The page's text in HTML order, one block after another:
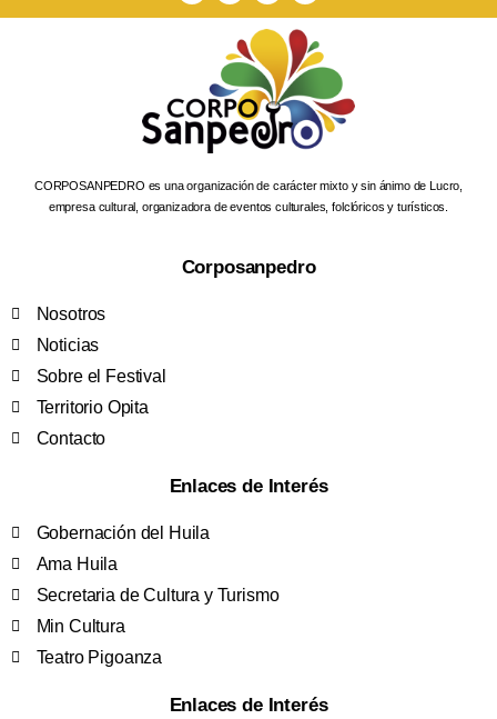
CORPOSANPEDRO es una organización de carácter mixto y sin ánimo de Lucro,
empresa cultural, organizadora de eventos culturales, folclóricos y turísticos.
Corposanpedro
Nosotros
Noticias
Sobre el Festival
Territorio Opita
Contacto
Enlaces de Interés
Gobernación del Huila
Ama Huila
Secretaria de Cultura y Turismo
Min Cultura
Teatro Pigoanza
Enlaces de Interés